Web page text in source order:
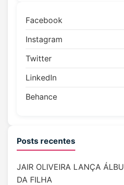
Facebook
Instagram
Twitter
LinkedIn
Behance
Posts recentes
JAIR OLIVEIRA LANÇA
DA FILHA